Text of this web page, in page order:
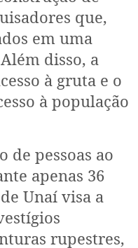
que,
em uma
disso, a
à gruta e o
à população
pessoas ao
apenas 36
Unaí visa a
rupestres,